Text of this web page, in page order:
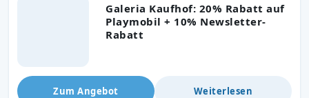
Galeria Kaufhof: 20% Rabatt auf
Playmobil + 10% Newsletter-
Rabatt
Zum Angebot Weiterlesen